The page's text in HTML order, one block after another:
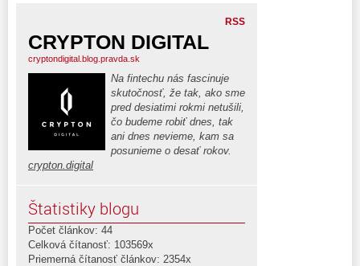
RSS
CRYPTON DIGITAL
cryptondigital.blog.pravda.sk
Na fintechu nás fascinuje
skutočnosť, že tak, ako sme
pred desiatimi rokmi netušili,
čo budeme robiť dnes, tak
ani dnes nevieme, kam sa
posunieme o desať rokov.
crypton.digital
Štatistiky blogu
Počet článkov: 44
Celková čítanosť: 103569x
Priemerná čítanosť článkov: 2354x